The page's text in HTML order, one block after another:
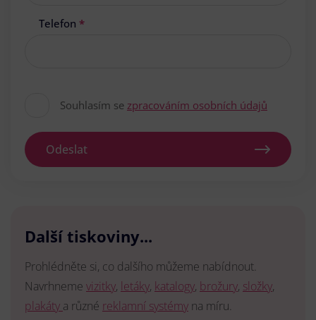
Telefon *
Souhlasím se zpracováním osobních údajů
Odeslat
Další tiskoviny...
Prohlédněte si, co dalšího můžeme nabídnout.
Navrhneme vizitky, letáky, katalogy, brožury, složky,
plakáty a různé reklamní systémy na míru.